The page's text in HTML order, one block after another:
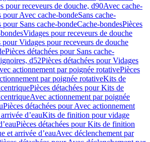
pour receveurs de douche, d90Avec cache-
pour Avec cache-bondeSans cache-
pour Sans cache-bondeCache-bondesPièces
Vidages pour receveurs de douche
pour Vidages pour receveurs de douche
Pièces détachées pour Sans cache-
d52Pièces détachées pour Vidages
actionnement par poignée rotativePièces
par poignée rotativeKits de
Pièces détachées pour Kits de
Avec actionnement par poignée
Pièces détachées pour Avec actionnement
d’eauKits de finition pour vidage
Pièces détachées pour Kits de finition
et arrivée d’eauAvec déclenchement par